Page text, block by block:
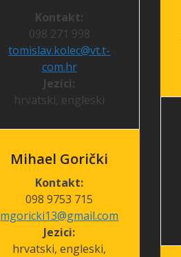
Kontakt:
098 271 998
tomislav.kolec@vt.t-
com.hr
Jezici:
hrvatski, engleski
Mihael Gorički
Kontakt:
098 9753 715
mgoricki13@gmail.com
Jezici:
hrvatski, engleski,